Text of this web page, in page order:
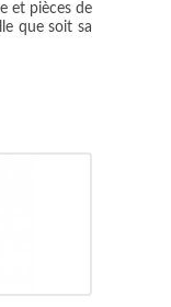
et pièces de
que soit sa